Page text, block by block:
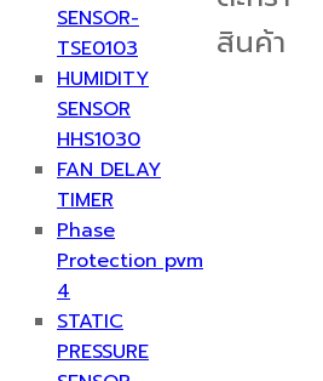
SENSOR-
TSE0103
HUMIDITY
SENSOR
HHS1030
FAN DELAY
TIMER
Phase
Protection pvm
4
STATIC
PRESSURE
สินค้า